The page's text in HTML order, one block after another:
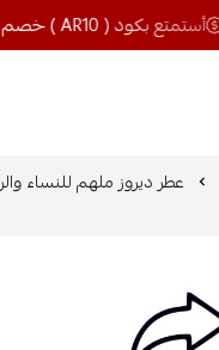
أستمتع بكود ( AR10 ) خصم 10% شحن مجاني للمشتريات فوق 350 ريال
عطر ديروز ملهم للنساء